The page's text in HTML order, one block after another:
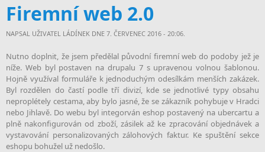
Firemní web 2.0
NAPSAL UŽIVATEL LÁDÍNEK DNE 7. ČERVENEC 2016 - 20:06.
Nutno doplnit, že jsem předělal původní firemní web do podoby jež je
níže. Web byl postaven na drupalu 7 s upravenou volnou šablonou.
Hojně využíval formuláře k jednoduchým odesílkám menších zakázek.
Byl rozdělen do častí podle tří divizí, kde se jednotlivé typy obsahu
neproplétely cestama, aby bylo jasné, že se zákazník pohybuje v Hradci
nebo Jihlavě. Do webu byl integorván eshop postavený na ubercartu a
plně nakonfigurován od zboží, zásilek až ke zpracování objednávek a
vystavování personalizovaných zálohových faktur. Ke spuštění sekce
eshopu bohužel už nedošlo.